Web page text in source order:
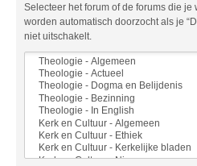
Selecteer het forum of de forums die
worden automatisch doorzocht als je
niet uitschakelt.